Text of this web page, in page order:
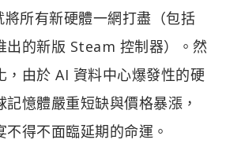
所有新硬體一網打盡（包括
出的新版 Steam 控制器）。然
，由於 AI 資料中心爆發性的硬
憶體嚴重短缺與價格暴漲，
得不面臨延期的命運。